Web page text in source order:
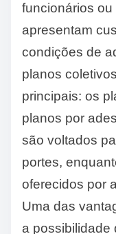
funcionários
apresentam
condições de
planos
principais: os
planos por
são voltados
portes,
oferecidos por
Uma das
a possibilidade